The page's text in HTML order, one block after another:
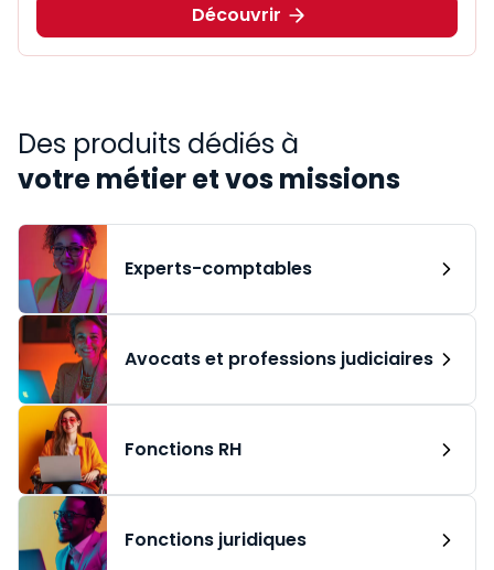
Découvrir
Des produits dédiés à
votre métier et vos missions
Experts-comptables
Avocats et professions judiciaires
Fonctions RH
Fonctions juridiques